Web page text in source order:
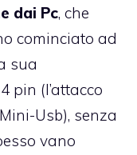
dai Pc, che
cominciato ad
sua
pin (l’attacco
Usb), senza
vano